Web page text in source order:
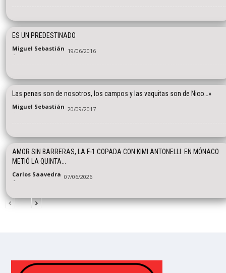
ES UN PREDESTINADO
Miguel Sebastián
- 19/06/2016
Las penas son de nosotros, los campos y las vaquitas son de Nico…»
Miguel Sebastián
- 20/09/2017
AMOR SIN BARRERAS, LA F-1 COPADA CON KIMI ANTONELLI. EN MÓNACO
METIÓ LA QUINTA...
Carlos Saavedra
- 07/06/2026